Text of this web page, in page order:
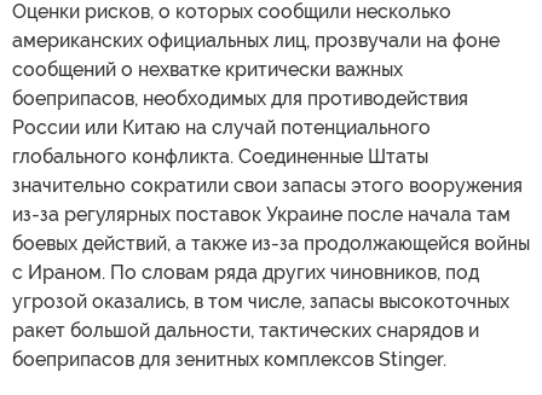
Оценки рисков, о которых сообщили несколько
американских официальных лиц, прозвучали на фоне
сообщений о нехватке критически важных
боеприпасов, необходимых для противодействия
России или Китаю на случай потенциального
глобального конфликта. Соединенные Штаты
значительно сократили свои запасы этого вооружения
из-за регулярных поставок Украине после начала там
боевых действий, а также из-за продолжающейся войны
с Ираном. По словам ряда других чиновников, под
угрозой оказались, в том числе, запасы высокоточных
ракет большой дальности, тактических снарядов и
боеприпасов для зенитных комплексов Stinger.